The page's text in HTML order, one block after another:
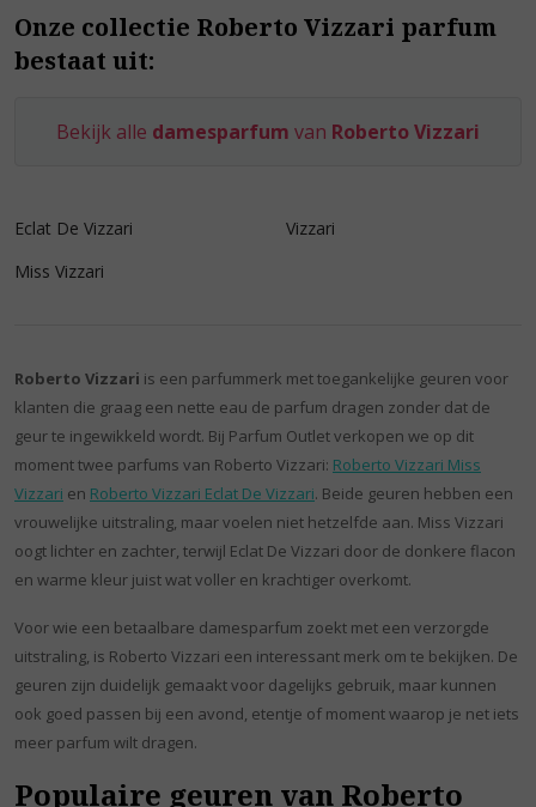
Onze collectie Roberto Vizzari parfum
bestaat uit:
Bekijk alle damesparfum van Roberto Vizzari
Eclat De Vizzari
Miss Vizzari
Vizzari
Roberto Vizzari is een parfummerk met toegankelijke geuren voor
klanten die graag een nette eau de parfum dragen zonder dat de
geur te ingewikkeld wordt. Bij Parfum Outlet verkopen we op dit
moment twee parfums van Roberto Vizzari: Roberto Vizzari Miss
Vizzari en Roberto Vizzari Eclat De Vizzari. Beide geuren hebben een
vrouwelijke uitstraling, maar voelen niet hetzelfde aan. Miss Vizzari
oogt lichter en zachter, terwijl Eclat De Vizzari door de donkere flacon
en warme kleur juist wat voller en krachtiger overkomt.
Voor wie een betaalbare damesparfum zoekt met een verzorgde
uitstraling, is Roberto Vizzari een interessant merk om te bekijken. De
geuren zijn duidelijk gemaakt voor dagelijks gebruik, maar kunnen
ook goed passen bij een avond, etentje of moment waarop je net iets
meer parfum wilt dragen.
Populaire geuren van Roberto